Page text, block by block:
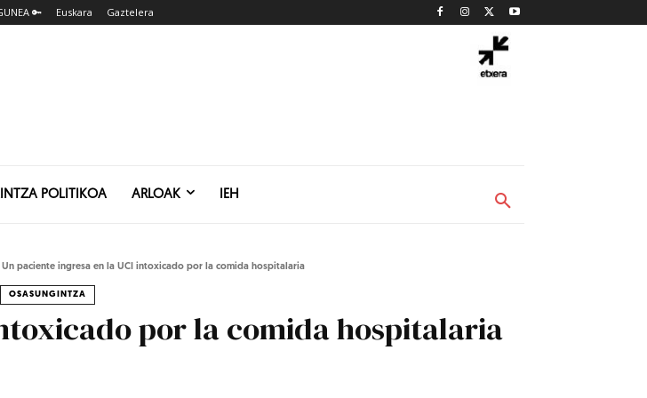
🔑 Euskara Gaztelera
POLITIKOA ARLOAK IEH
Un paciente ingresa en la UCI intoxicado por la comida hospitalaria
OSASUNGINTZA
por la comida hospitalaria